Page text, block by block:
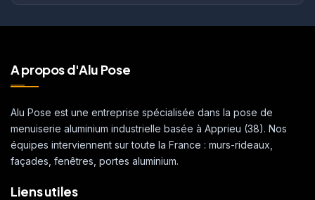
A propos d'Alu Pose
Alu Pose est une entreprise spécialisée dans la pose de
menuiserie aluminium industrielle basée à Apprieu (38). Nos
équipes interviennent sur toute la France : murs-rideaux,
façades, fenêtres, portes aluminium.
Liens utiles